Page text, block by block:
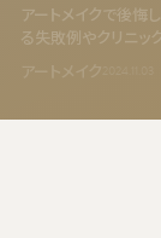
アートメイクで後悔
る失敗例やクリニッ
アートメイク